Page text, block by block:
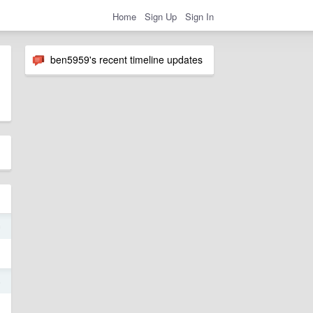
Home Sign Up Sign In
ben5959's recent timeline updates